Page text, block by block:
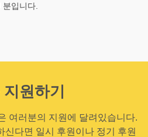
입니다.
원하기
여러분의 지원에 달려있습니다.
신다면 일시 후원이나 정기 후원